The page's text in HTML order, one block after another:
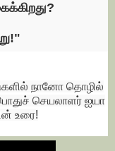
நானோ தொழில்
பொதுச் செயலாளர் ஐயா
உரை!